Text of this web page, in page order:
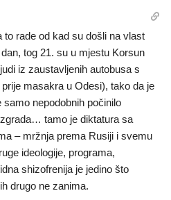
rade od kad su došli na vlast
tog 21. su u mjestu Korsun
iz zaustavljenih autobusa s
masakra u Odesi), tako da je
nepodobnih počinilo
tamo je diktatura sa
– mržnja prema Rusiji i svemu
ideologije, programa,
shizofrenija je jedino što
drugo ne zanima.